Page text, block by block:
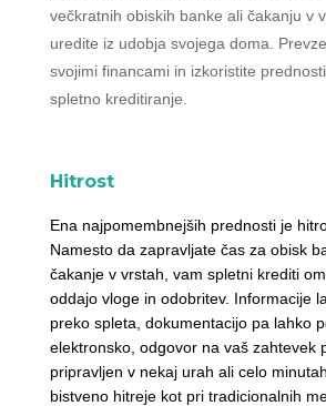
večkratnih obiskih banke ali čakanju v
uredite iz udobja svojega doma.
svojimi financami in izkoristite
spletno kreditiranje.
Hitrost
Ena najpomembnejših prednosti je
Namesto da zapravljate čas za obisk
čakanje v vrstah, vam spletni krediti
oddajo vloge in odobritev. Informacije
preko spleta, dokumentacijo pa lahko
elektronsko, odgovor na vaš zahtevek
pripravljen v nekaj urah ali celo
bistveno hitreje kot pri tradicionalnih